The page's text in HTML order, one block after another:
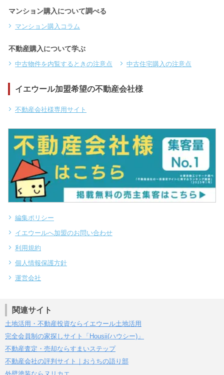
マンション購入について調べる
マンション購入コラム
不動産購入について学ぶ
中古物件を内覧するときの注意点 中古住宅購入の注意点
イエウール加盟希望の不動産会社様
不動産会社様専用サイト
編集ポリシー
イエウールへ加盟のお問い合わせ
利用規約
個人情報保護方針
運営会社
関連サイト
土地活用・不動産投資ならイエウール土地活用
完全会員制の家探しサイト「Housii(ハウシー)」
不動産査定・売却ならすまいステップ
不動産会社の評判サイト｜おうちの語り部